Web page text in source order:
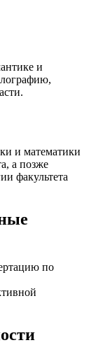
и
и математики
а позже
факультета
по